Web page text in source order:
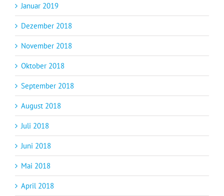
Januar 2019
Dezember 2018
November 2018
Oktober 2018
September 2018
August 2018
Juli 2018
Juni 2018
Mai 2018
April 2018